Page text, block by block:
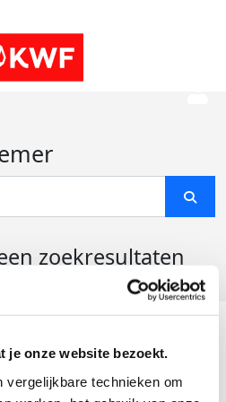
je onze website bezoekt.
vergelijkbare technieken om
zoekresultaten